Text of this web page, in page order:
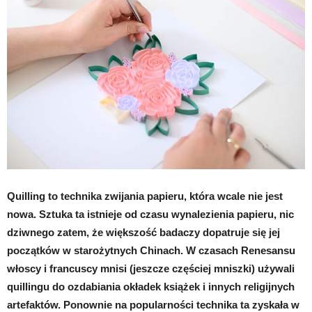
Quilling to technika zwijania papieru, która wcale nie jest
nowa. Sztuka ta istnieje od czasu wynalezienia papieru, nic
dziwnego zatem, że większość badaczy dopatruje się jej
początków w starożytnych Chinach. W czasach Renesansu
włoscy i francuscy mnisi (jeszcze częściej mniszki) używali
quillingu do ozdabiania okładek książek i innych religijnych
artefaktów. Ponownie na popularności technika ta zyskała w